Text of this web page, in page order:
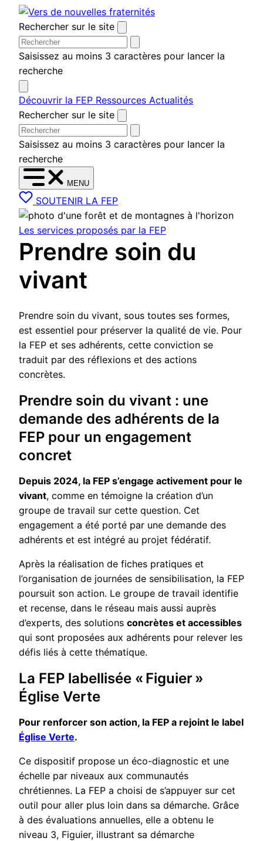
Aller
au
contenu
Rechercher sur le site
Saisissez au moins 3 caractères pour lancer la
recherche
Découvrir la FEP Ressources Actualités
Rechercher sur le site
Saisissez au moins 3 caractères pour lancer la
recherche
MENU
SOUTENIR LA FEP
Les services proposés par la FEP
Prendre soin du
vivant
Prendre soin du vivant, sous toutes ses formes,
est essentiel pour préserver la qualité de vie. Pour
la FEP et ses adhérents, cette conviction se
traduit par des réflexions et des actions
concrètes.
Prendre soin du vivant : une
demande des adhérents de la
FEP pour un engagement
concret
Depuis 2024, la FEP s’engage activement pour le
vivant, comme en témoigne la création d’un
groupe de travail sur cette question. Cet
engagement a été porté par une demande des
adhérents et est intégré au projet fédératif.
Après la réalisation de fiches pratiques et
l’organisation de journées de sensibilisation, la FEP
poursuit son action. Le groupe de travail identifie
et recense, dans le réseau mais aussi auprès
d’experts, des solutions concrètes et accessibles
qui sont proposées aux adhérents pour relever les
défis liés à cette thématique.
La FEP labellisée « Figuier »
Église Verte
Pour renforcer son action, la FEP a rejoint le label
Église Verte.
Ce dispositif propose un éco-diagnostic et une
échelle par niveaux aux communautés
chrétiennes. La FEP a choisi de s’appuyer sur cet
outil pour aller plus loin dans sa démarche. Grâce
à des évaluations annuelles, elle a obtenu le
niveau 3, Figuier, illustrant sa démarche